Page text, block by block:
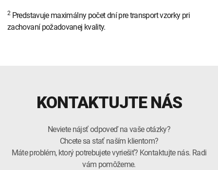
2Predstavuje maximálny počet dní pre transport vzorky pri
zachovaní požadovanej kvality.
KONTAKTUJTE NÁS
Neviete nájsť odpoveď na vaše otázky?
Chcete sa stať naším klientom?
Máte problém, ktorý potrebujete vyriešiť? Kontaktujte nás. Radi
vám pomôžeme.